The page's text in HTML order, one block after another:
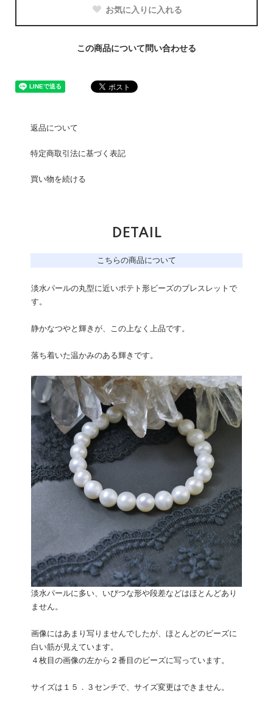
お気に入りに入れる
この商品について問い合わせる
返品について
特定商取引法に基づく表記
買い物を続ける
DETAIL
こちらの商品について
淡水パールの丸型に近いポテト形ビーズのブレスレットで
す。
静かなつやと輝きが、この上なく上品です。
落ち着いた温かみのある輝きです。
淡水パールに多い、いびつな形や段差などはほとんどあり
ません。
画像にはあまり写りませんでしたが、ほとんどのビーズに
白い筋が見えています。
４枚目の画像の左から２番目のビーズに写っています。
サイズは１５．３センチで、サイズ変更はできません。